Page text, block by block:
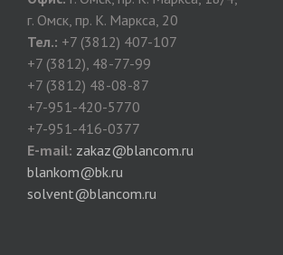
г. Омск, пр. К. Маркса, 20
Тел.: +7 (3812) 407-107
+7 (3812), 48-77-99
+7 (3812) 48-08-87
+7-951-420-5770
+7-951-416-0377
E-mail: zakaz@blancom.ru
blankom@bk.ru
solvent@blancom.ru